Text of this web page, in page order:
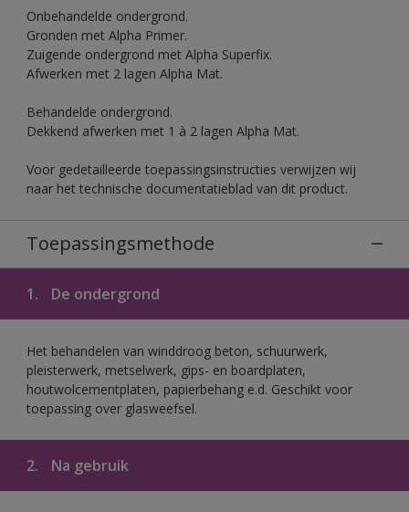
Onbehandelde ondergrond.
Gronden met Alpha Primer.
Zuigende ondergrond met Alpha Superfix.
Afwerken met 2 lagen Alpha Mat.
Behandelde ondergrond.
Dekkend afwerken met 1 à 2 lagen Alpha Mat.
Voor gedetailleerde toepassingsinstructies verwijzen wij
naar het technische documentatieblad van dit product.
Toepassingsmethode
1. De ondergrond
Het behandelen van winddroog beton, schuurwerk,
pleisterwerk, metselwerk, gips- en boardplaten,
houtwolcementplaten, papierbehang e.d. Geschikt voor
toepassing over glasweefsel.
2. Na gebruik